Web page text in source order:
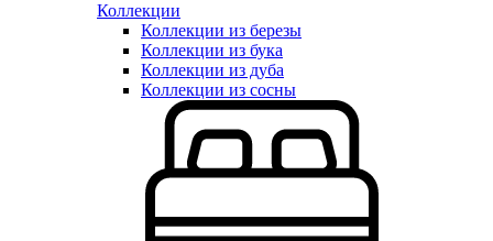
Коллекции
Коллекции из березы
Коллекции из бука
Коллекции из дуба
Коллекции из сосны